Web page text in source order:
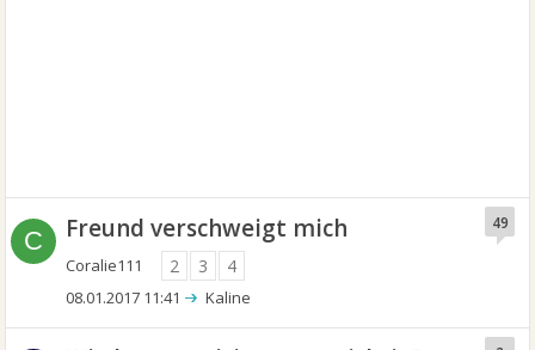
C Freund verschweigt mich
Coralie111 2 3 4
49
08.01.2017 11:41 Kaline